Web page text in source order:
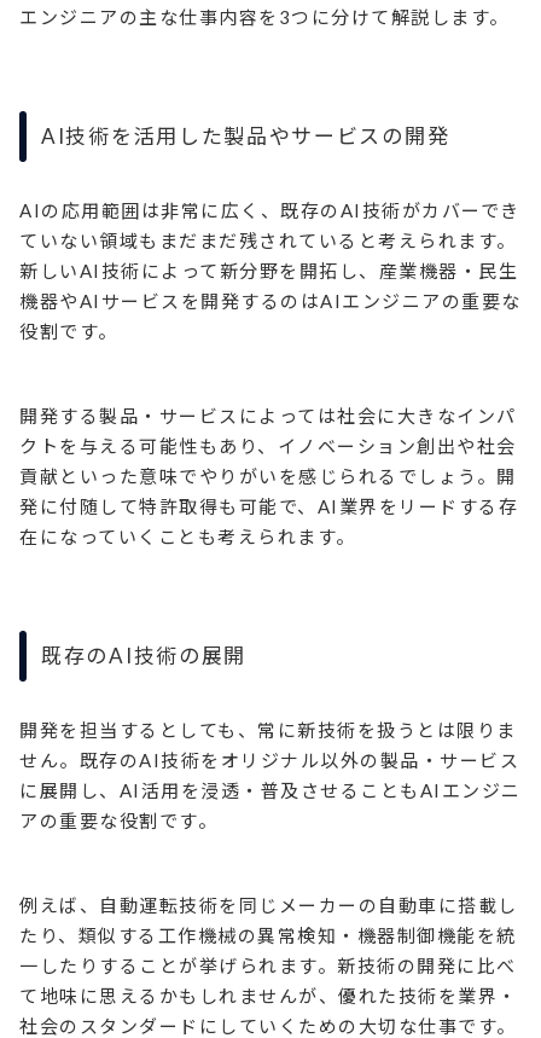
エンジニアの主な仕事内容を3つに分けて解説します。
AI技術を活用した製品やサービスの開発
AIの応用範囲は非常に広く、既存のAI技術がカバーでき
ていない領域もまだまだ残されていると考えられます。
新しいAI技術によって新分野を開拓し、産業機器・民生
機器やAIサービスを開発するのはAIエンジニアの重要な
役割です。
開発する製品・サービスによっては社会に大きなインパ
クトを与える可能性もあり、イノベーション創出や社会
貢献といった意味でやりがいを感じられるでしょう。開
発に付随して特許取得も可能で、AI業界をリードする存
在になっていくことも考えられます。
既存のAI技術の展開
開発を担当するとしても、常に新技術を扱うとは限りま
せん。既存のAI技術をオリジナル以外の製品・サービス
に展開し、AI活用を浸透・普及させることもAIエンジニ
アの重要な役割です。
例えば、自動運転技術を同じメーカーの自動車に搭載し
たり、類似する工作機械の異常検知・機器制御機能を統
一したりすることが挙げられます。新技術の開発に比べ
て地味に思えるかもしれませんが、優れた技術を業界・
社会のスタンダードにしていくための大切な仕事です。